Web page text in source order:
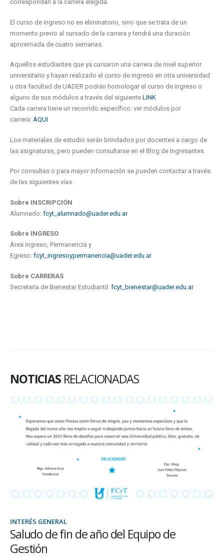
correspondan a la carrera elegida.
El curso de ingreso no es eliminatorio, sino que se trata de un
momento previo al cursado de la carrera y tendrá una duración
aproximada de cuatro semanas.
Aquellos estudiantes que ya cursaron una carrera de nivel superior
universitario y hayan realizado el curso de ingreso en otra universidad
u otra facultad de UADER podrán homologar el curso de ingreso o
alguno de sus módulos a través del siguiente LINK
Cada carrera tiene un recorrido específico: ver módulos por
carrera: AQUI
Los materiales de estudio serán brindados por docentes a cargo de
las asignaturas, pero pueden consultarse en el Blog de Ingresantes.
Por consultas o para mayor información se pueden contactar a través
de las siguientes vías:
Sobre INSCRIPCIÓN
Alumnado: fcyt_alumnado@uader.edu.ar
Sobre INGRESO
Área Ingreso, Permanencia y
Egreso: fcyt_ingresoypermanencia@uader.edu.ar
Sobre CARRERAS
Secretaría de Bienestar Estudiantil: fcyt_bienestar@uader.edu.ar
NOTICIAS RELACIONADAS
DECANATO, INTERÉS GENERAL, SEC. ACADÉMICA
La FCyT firmó un convenio de
colaboración con la Municipalidad de